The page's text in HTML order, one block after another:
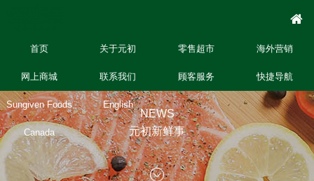
首页 关于元初 零售超市 海外营销
网上商城 联系我们 顾客服务 快捷导航
Sungiven Foods
Canada
English
NEWS
元初新鲜事